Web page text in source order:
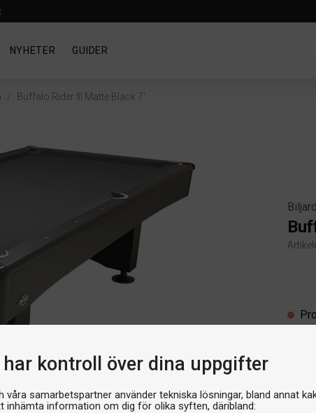
har kontroll över dina uppgifter
våra samarbetspartner använder tekniska lösningar, bland annat
inhämta information om dig för olika syften, däribland:
NYHETER GUIDER
/ Buffalo Rider III Matte Black 7'